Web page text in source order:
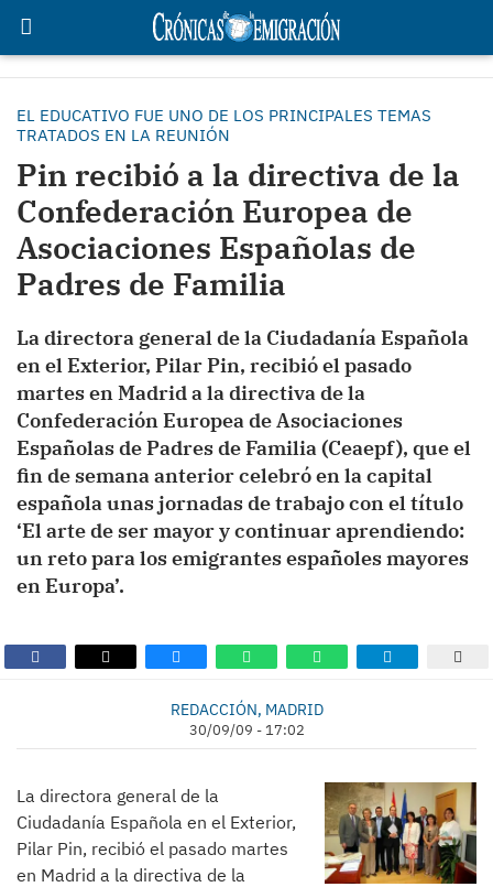
EL EDUCATIVO FUE UNO DE LOS PRINCIPALES TEMAS
TRATADOS EN LA REUNIÓN
Pin recibió a la directiva de la
Confederación Europea de
Asociaciones Españolas de
Padres de Familia
La directora general de la Ciudadanía Española
en el Exterior, Pilar Pin, recibió el pasado
martes en Madrid a la directiva de la
Confederación Europea de Asociaciones
Españolas de Padres de Familia (Ceaepf), que el
fin de semana anterior celebró en la capital
española unas jornadas de trabajo con el título
‘El arte de ser mayor y continuar aprendiendo:
un reto para los emigrantes españoles mayores
en Europa’.
REDACCIÓN, MADRID
30/09/09 - 17:02
La directora general de la
Ciudadanía Española en el Exterior,
Pilar Pin, recibió el pasado martes
en Madrid a la directiva de la